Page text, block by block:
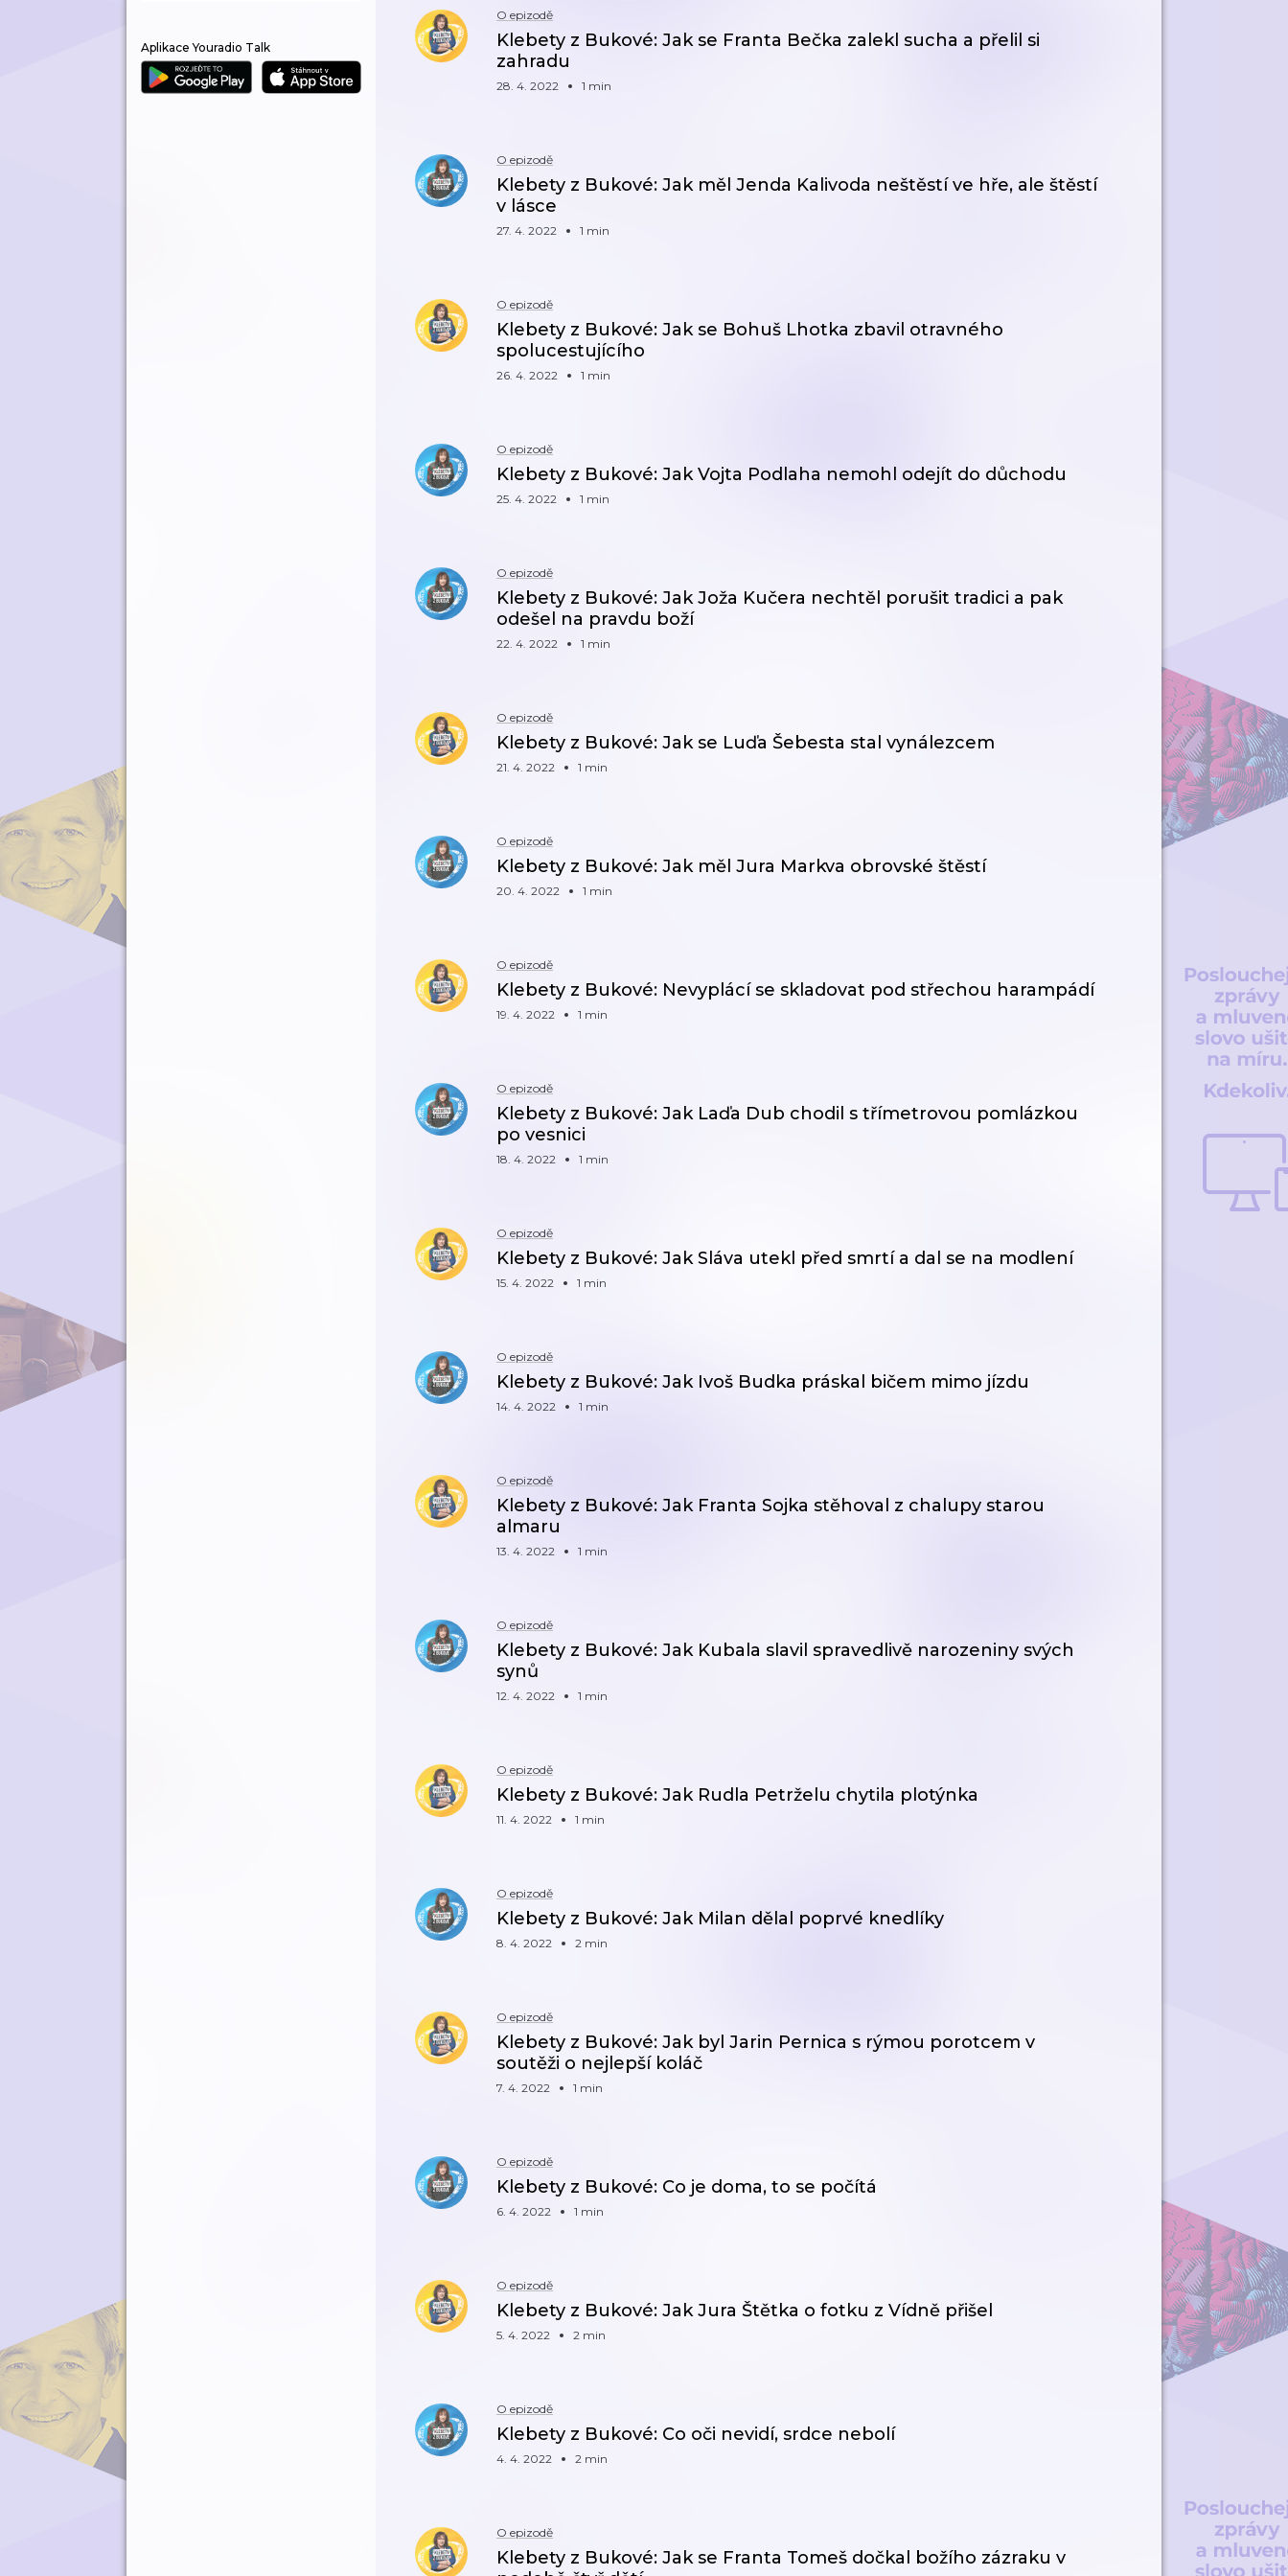
Aplikace Youradio Talk
O epizodě
Klebety z Bukové: Jak se Franta Bečka zalekl sucha a přelil si
zahradu
28. 4. 2022 1 min
O epizodě
Klebety z Bukové: Jak měl Jenda Kalivoda neštěstí ve hře, ale štěstí
v lásce
27. 4. 2022 1 min
O epizodě
Klebety z Bukové: Jak se Bohuš Lhotka zbavil otravného
spolucestujícího
26. 4. 2022 1 min
O epizodě
Klebety z Bukové: Jak Vojta Podlaha nemohl odejít do důchodu
25. 4. 2022 1 min
O epizodě
Klebety z Bukové: Jak Joža Kučera nechtěl porušit tradici a pak
odešel na pravdu boží
22. 4. 2022 1 min
O epizodě
Klebety z Bukové: Jak se Luďa Šebesta stal vynálezcem
21. 4. 2022 1 min
O epizodě
Klebety z Bukové: Jak měl Jura Markva obrovské štěstí
20. 4. 2022 1 min
O epizodě
Klebety z Bukové: Nevyplácí se skladovat pod střechou harampádí
19. 4. 2022 1 min
O epizodě
Klebety z Bukové: Jak Laďa Dub chodil s třímetrovou pomlázkou
po vesnici
18. 4. 2022 1 min
O epizodě
Klebety z Bukové: Jak Sláva utekl před smrtí a dal se na modlení
15. 4. 2022 1 min
O epizodě
Klebety z Bukové: Jak Ivoš Budka práskal bičem mimo jízdu
14. 4. 2022 1 min
O epizodě
Klebety z Bukové: Jak Franta Sojka stěhoval z chalupy starou
almaru
13. 4. 2022 1 min
O epizodě
Klebety z Bukové: Jak Kubala slavil spravedlivě narozeniny svých
synů
12. 4. 2022 1 min
O epizodě
Klebety z Bukové: Jak Rudla Petrželu chytila plotýnka
11. 4. 2022 1 min
O epizodě
Klebety z Bukové: Jak Milan dělal poprvé knedlíky
8. 4. 2022 2 min
O epizodě
Klebety z Bukové: Jak byl Jarin Pernica s rýmou porotcem v
soutěži o nejlepší koláč
7. 4. 2022 1 min
O epizodě
Klebety z Bukové: Co je doma, to se počítá
6. 4. 2022 1 min
O epizodě
Klebety z Bukové: Jak Jura Štětka o fotku z Vídně přišel
5. 4. 2022 2 min
O epizodě
Klebety z Bukové: Co oči nevidí, srdce nebolí
4. 4. 2022 2 min
O epizodě
Klebety z Bukové: Jak se Franta Tomeš dočkal božího zázraku v